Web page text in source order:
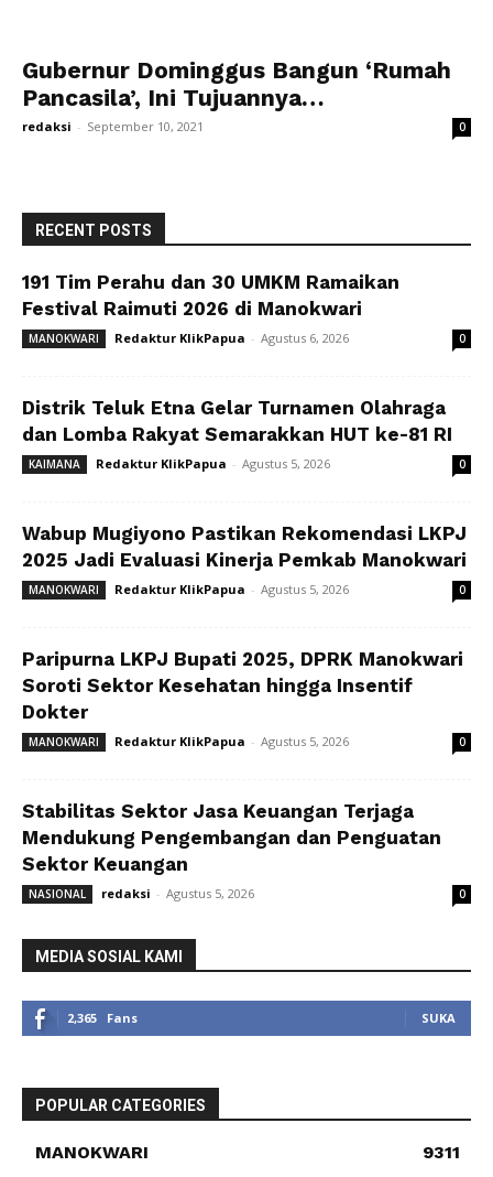
Gubernur Dominggus Bangun ‘Rumah
Pancasila’, Ini Tujuannya…
redaksi - September 10, 2021 0
RECENT POSTS
191 Tim Perahu dan 30 UMKM Ramaikan
Festival Raimuti 2026 di Manokwari
MANOKWARI Redaktur KlikPapua - Agustus 6, 2026 0
Distrik Teluk Etna Gelar Turnamen Olahraga
dan Lomba Rakyat Semarakkan HUT ke-81 RI
KAIMANA Redaktur KlikPapua - Agustus 5, 2026 0
Wabup Mugiyono Pastikan Rekomendasi LKPJ
2025 Jadi Evaluasi Kinerja Pemkab Manokwari
MANOKWARI Redaktur KlikPapua - Agustus 5, 2026 0
Paripurna LKPJ Bupati 2025, DPRK Manokwari
Soroti Sektor Kesehatan hingga Insentif
Dokter
MANOKWARI Redaktur KlikPapua - Agustus 5, 2026 0
Stabilitas Sektor Jasa Keuangan Terjaga
Mendukung Pengembangan dan Penguatan
Sektor Keuangan
NASIONAL redaksi - Agustus 5, 2026 0
MEDIA SOSIAL KAMI
2,365 Fans SUKA
POPULAR CATEGORIES
MANOKWARI
9311